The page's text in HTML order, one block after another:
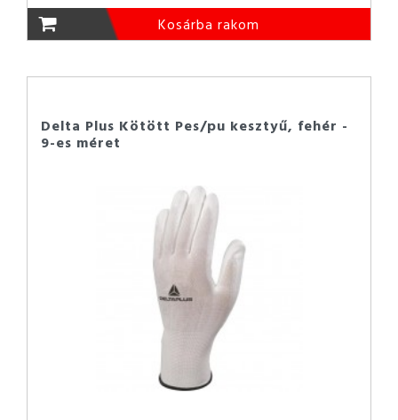
Kosárba rakom
Delta Plus Kötött Pes/pu kesztyű, fehér -
9-es méret